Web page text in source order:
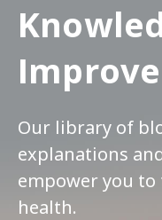
Our library of
explanations
empower you
health.